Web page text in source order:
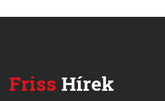
Friss Hírek